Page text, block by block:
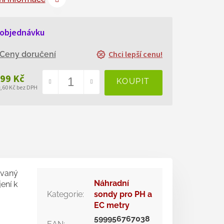
Kč
Kč bez DPH
Ceny doručení Chci lepší cenu!
k
Kategorie:
Náhradní
sondy pro PH a
EC metry
599956767038